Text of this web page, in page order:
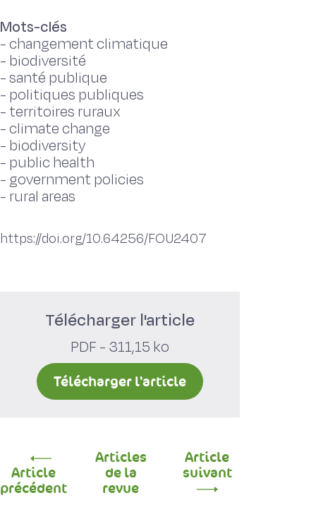
Mots-clés
-changement climatique
- biodiversité
-santé publique
- politiques publiques
- territoires ruraux
-climate change
- biodiversity
- public health
- government policies
- rural areas
https://doi.org/10.64256/FOU2407
Télécharger l'article
PDF - 311,15 ko
Télécharger l'article
Article
précédent
Articles
de la
revue
Article
suivant